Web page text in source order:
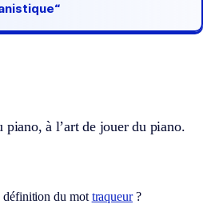
piano, à l’art de jouer du piano.
définition du mot traqueur?